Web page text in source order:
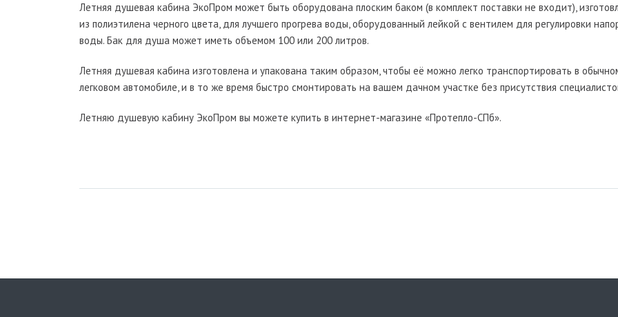
Летняя душевая кабина ЭкоПром может быть оборудована плоским баком (в комплект поставки не входит),
из полиэтилена черного цвета, для лучшего прогрева воды, оборудованный лейкой с вентилем для регулировки
воды. Бак для душа может иметь объемом 100 или 200 литров.
Летняя душевая кабина изготовлена и упакована таким образом, чтобы её можно легко транспортировать в
легковом автомобиле, и в то же время быстро смонтировать на вашем дачном участке без присутствия
Летняю душевую кабину ЭкоПром вы можете купить в интернет-магазине «Протепло-СПб».